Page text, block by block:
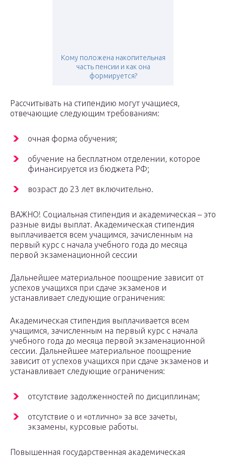
Кому положена накопительная
часть пенсии и как она
формируется?
Рассчитывать на стипендию могут учащиеся,
отвечающие следующим требованиям:
очная форма обучения;
обучение на бесплатном отделении, которое
финансируется из бюджета РФ;
возраст до 23 лет включительно.
ВАЖНО! Социальная стипендия и академическая – это
разные виды выплат. Академическая стипендия
выплачивается всем учащимся, зачисленным на
первый курс с начала учебного года до месяца
первой экзаменационной сессии
Дальнейшее материальное поощрение зависит от
успехов учащихся при сдаче экзаменов и
устанавливает следующие ограничения:
Академическая стипендия выплачивается всем
учащимся, зачисленным на первый курс с начала
учебного года до месяца первой экзаменационной
сессии. Дальнейшее материальное поощрение
зависит от успехов учащихся при сдаче экзаменов и
устанавливает следующие ограничения:
отсутствие задолженностей по дисциплинам;
отсутствие о и «отлично» за все зачеты,
экзамены, курсовые работы.
Повышенная государственная академическая